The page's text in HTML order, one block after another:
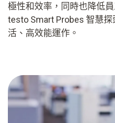
極性和效率，同時也降低
testo Smart Probes 智慧
活、高效能運作。